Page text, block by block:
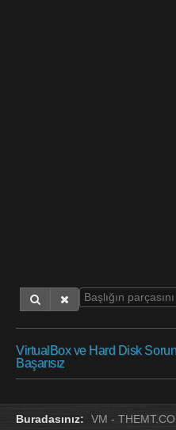
VirtualBox ve Hard Disk
Başarısız
Buradasınız: VM - THEMT.CO